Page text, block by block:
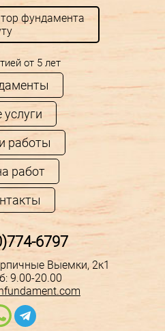
фундамента
от 5 лет
услуги
работы
работ
6797
Выемки, 2к1
9.00-20.00